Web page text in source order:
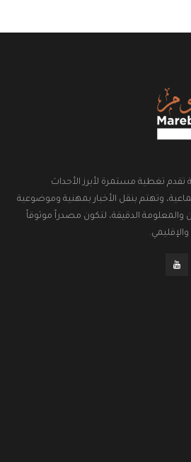
تقدم تغطية مستمرة لأبرز الأحداث
وتهتم بنقل الأخبار بمهنية وموضوعية
والمعلومة الدقيقة، لتكون مصدراً موثوقاً